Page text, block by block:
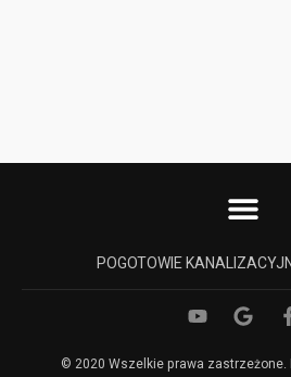
POGOTOWIE
© 2020 Wszelkie prawa zastrzeżone.